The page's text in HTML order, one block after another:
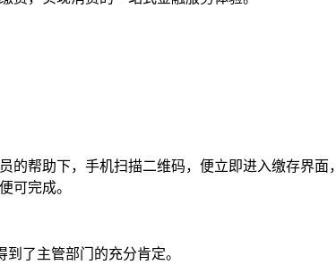
的帮助下，手机扫描二维码，便立即进入缴存界
可完成。
了主管部门的充分肯定。